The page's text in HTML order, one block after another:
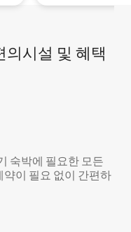
의시설 및 혜택
숙박에 필요한 모든
이 필요 없이 간편하